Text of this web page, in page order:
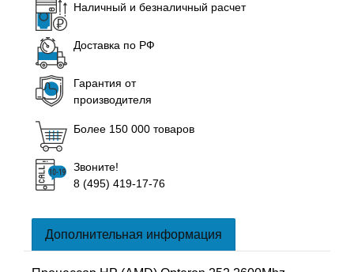
Наличный и безналичный расчет
Доставка по РФ
Гарантия от
производителя
Более 150 000 товаров
Звоните!
8 (495) 419-17-76
Дополнительная информация